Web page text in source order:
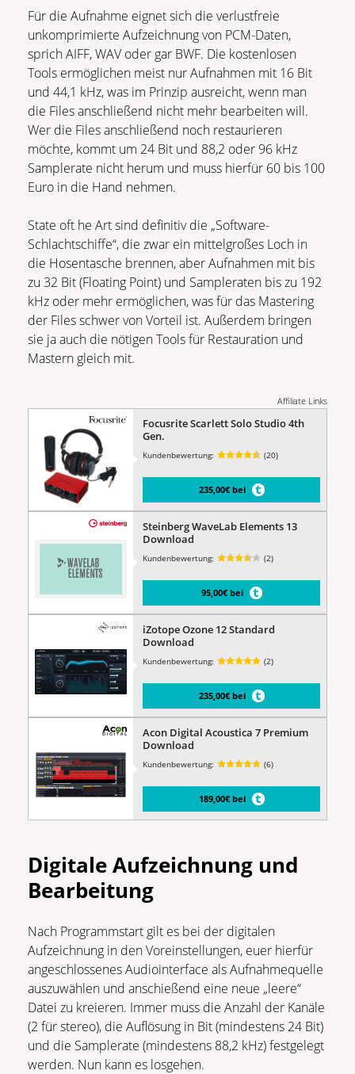
Für die Aufnahme eignet sich die verlustfreie
unkomprimierte Aufzeichnung von PCM-Daten,
sprich AIFF, WAV oder gar BWF. Die kostenlosen
Tools ermöglichen meist nur Aufnahmen mit 16 Bit
und 44,1 kHz, was im Prinzip ausreicht, wenn man
die Files anschließend nicht mehr bearbeiten will.
Wer die Files anschließend noch restaurieren
möchte, kommt um 24 Bit und 88,2 oder 96 kHz
Samplerate nicht herum und muss hierfür 60 bis 100
Euro in die Hand nehmen.
State oft he Art sind definitiv die „Software-
Schlachtschiffe“, die zwar ein mittelgroßes Loch in
die Hosentasche brennen, aber Aufnahmen mit bis
zu 32 Bit (Floating Point) und Sampleraten bis zu 192
kHz oder mehr ermöglichen, was für das Mastering
der Files schwer von Vorteil ist. Außerdem bringen
sie ja auch die nötigen Tools für Restauration und
Mastern gleich mit.
Affiliate Links
Focusrite Scarlett Solo Studio 4th
Gen.
Kundenbewertung: (20)
235,00€ bei
Steinberg WaveLab Elements 13
Download
Kundenbewertung: (2)
95,00€ bei
iZotope Ozone 12 Standard
Download
Kundenbewertung: (2)
235,00€ bei
Acon Digital Acoustica 7 Premium
Download
Kundenbewertung: (6)
189,00€ bei
Digitale Aufzeichnung und
Bearbeitung
Nach Programmstart gilt es bei der digitalen
Aufzeichnung in den Voreinstellungen, euer hierfür
angeschlossenes Audiointerface als Aufnahmequelle
auszuwählen und anschießend eine neue „leere“
Datei zu kreieren. Immer muss die Anzahl der Kanäle
(2 für stereo), die Auflösung in Bit (mindestens 24 Bit)
und die Samplerate (mindestens 88,2 kHz) festgelegt
werden. Nun kann es losgehen.